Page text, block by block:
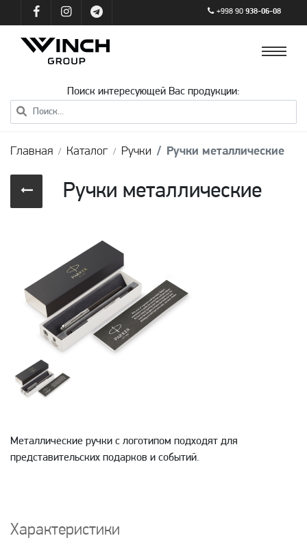
+998 90 938-06-08
Поиск интересующей Вас продукции:
Главная Каталог Ручки Ручки металлические
Ручки металлические
Металлические ручки с логотипом подходят для
представительских подарков и событий.
Характеристики